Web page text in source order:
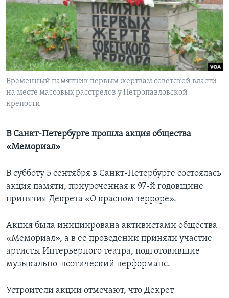
Learning English
СОЦИАЛЬНЫЕ СЕТИ
Языки
Временный памятник первым жертвам советской власти
на месте массовых расстрелов у Петропавловской
крепости
В Санкт-Петербурге прошла акция общества
«Мемориал»
В субботу 5 сентября в Санкт-Петербурге состоялась
акция памяти, приуроченная к 97-й годовщине
принятия Декрета «О красном терроре».
Акция была инициирована активистами общества
«Мемориал», а в ее проведении приняли участие
артисты Интерьерного театра, подготовившие
музыкально-поэтический перформанс.
Устроители акции отмечают, что Декрет